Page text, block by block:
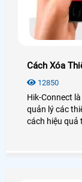
Cách Xóa
12850
Hik-Connect
quản lý các
cách hiệu quả